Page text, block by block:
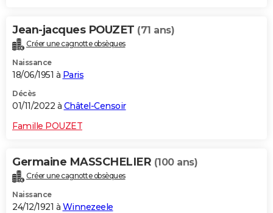
Jean-jacques POUZET (71 ans)
Créer une cagnotte obsèques
Naissance
18/06/1951 à Paris
Décès
01/11/2022 à Châtel-Censoir
Famille POUZET
Germaine MASSCHELIER (100 ans)
Créer une cagnotte obsèques
Naissance
24/12/1921 à Winnezeele